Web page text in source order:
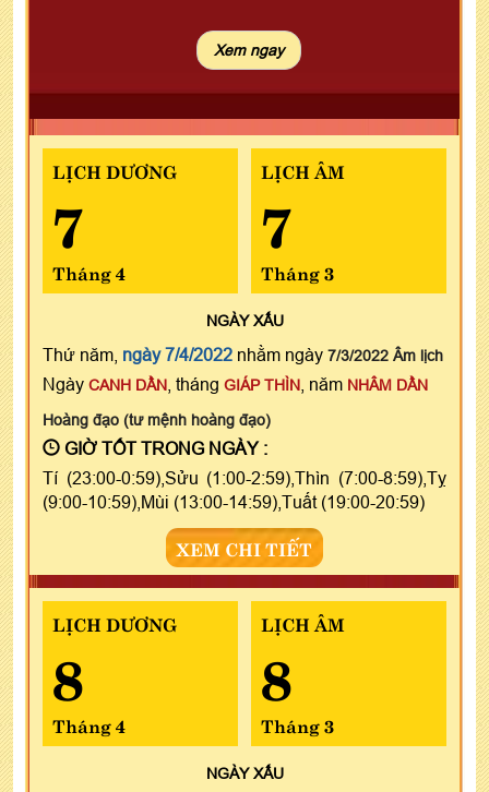
LỊCH DƯƠNG
7
Tháng 4
LỊCH ÂM
7
Tháng 3
NGÀYXẤU
Thứ năm, ngày 7/4/2022 nhằm ngày 7/3/2022 Âm lịch
Ngày CANH DẦN , tháng GIÁP THÌN , năm NHÂM DẦN
Hoàng đạo (tư mệnh hoàng đạo)
GIỜ TỐT TRONG NGÀY :
Tí (23:00-0:59),Sửu (1:00-2:59),Thìn (7:00-8:59),Tỵ
(9:00-10:59),Mùi (13:00-14:59),Tuất (19:00-20:59)
XEM CHI TIẾT
LỊCH DƯƠNG
8
Tháng 4
LỊCH ÂM
8
Tháng 3
NGÀYXẤU